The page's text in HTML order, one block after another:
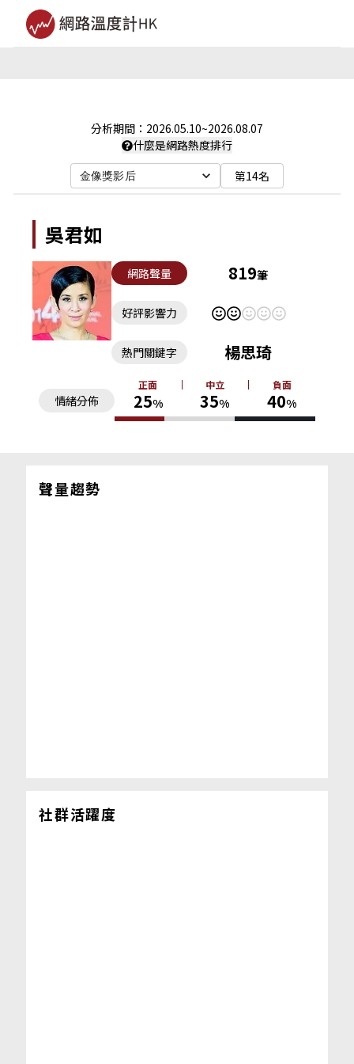
分析期間： 2026.05.10~2026.08.07
什麼是網路熱度排行
金像獎影后 第14名
吳君如
網路聲量 819筆
好評影響力
情緒分佈
正面
25%
中立
35%
負面
40%
熱門關鍵字 楊思琦
聲量趨勢
社群活躍度